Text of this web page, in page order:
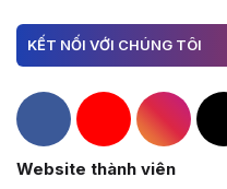
KẾT NỐI VỚI CHÚNG TÔI
Hacom Facebook
HacomHacom
Website thành viên